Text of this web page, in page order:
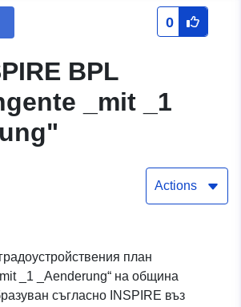
0
BPL
_mit _1
Actions
план
_1 _Aenderung“ на община
съгласно INSPIRE въз